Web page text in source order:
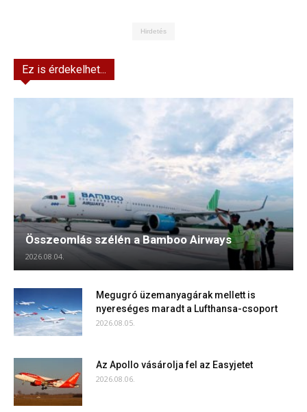
Hirdetés
Ez is érdekelhet...
Összeomlás szélén a Bamboo Airways
2026.08.04.
Megugró üzemanyagárak mellett is
nyereséges maradt a Lufthansa-csoport
2026.08.05.
Az Apollo vásárolja fel az Easyjetet
2026.08.06.